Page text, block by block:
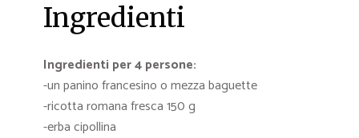
Ingredienti
Ingredienti per 4 persone:
-un panino francesino o mezza baguette
-ricotta romana fresca 150 g
-erba cipollina